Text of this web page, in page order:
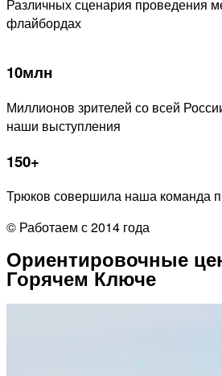
Различных сценария проведения
флайбордах
10млн
Миллионов зрителей со всей
наши выступления
150+
Трюков совершила наша команда
© Работаем с 2014 года
Ориентировочные
Горячем Ключе